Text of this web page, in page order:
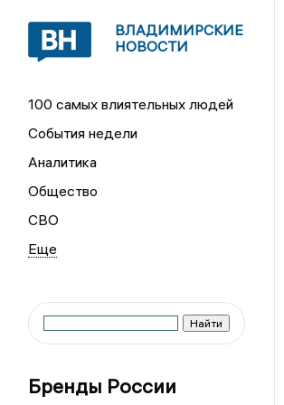
ВЛАДИМИРСКИЕ
НОВОСТИ
100 самых влиятельных людей
События недели
Аналитика
Общество
СВО
Бренды России